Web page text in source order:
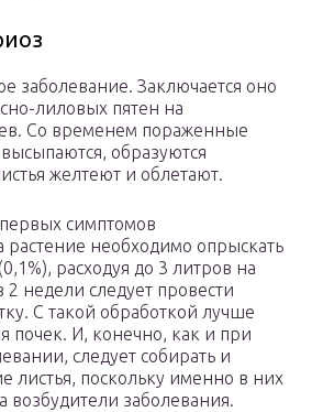
заболевание. Заключается оно
лиловых пятен на
Со временем пораженные
образуются
желтеют и облетают.
симптомов
необходимо опрыскать
расходуя до 3 литров на
недели следует провести
С такой обработкой лучше
почек. И, конечно, как и при
следует собирать и
листья, поскольку именно в них
возбудители заболевания.